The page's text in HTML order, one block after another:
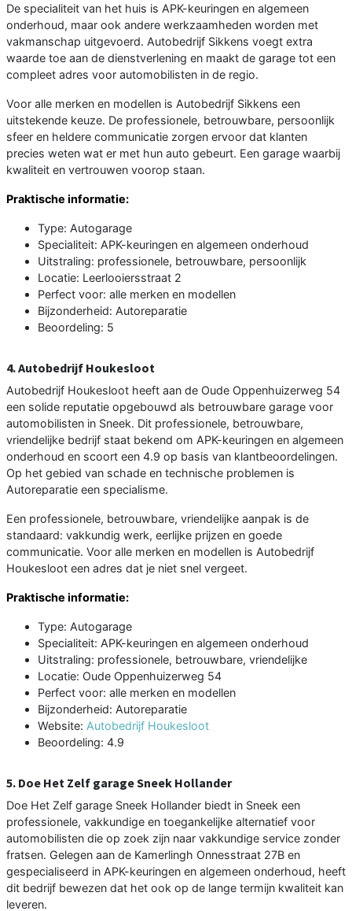
De specialiteit van het huis is APK-keuringen en algemeen
onderhoud, maar ook andere werkzaamheden worden met
vakmanschap uitgevoerd. Autobedrijf Sikkens voegt extra
waarde toe aan de dienstverlening en maakt de garage tot een
compleet adres voor automobilisten in de regio.
Voor alle merken en modellen is Autobedrijf Sikkens een
uitstekende keuze. De professionele, betrouwbare, persoonlijk
sfeer en heldere communicatie zorgen ervoor dat klanten
precies weten wat er met hun auto gebeurt. Een garage waarbij
kwaliteit en vertrouwen voorop staan.
Praktische informatie:
Type: Autogarage
Specialiteit: APK-keuringen en algemeen onderhoud
Uitstraling: professionele, betrouwbare, persoonlijk
Locatie: Leerlooiersstraat 2
Perfect voor: alle merken en modellen
Bijzonderheid: Autoreparatie
Beoordeling: 5
4. Autobedrijf Houkesloot
Autobedrijf Houkesloot heeft aan de Oude Oppenhuizerweg 54
een solide reputatie opgebouwd als betrouwbare garage voor
automobilisten in Sneek. Dit professionele, betrouwbare,
vriendelijke bedrijf staat bekend om APK-keuringen en algemeen
onderhoud en scoort een 4.9 op basis van klantbeoordelingen.
Op het gebied van schade en technische problemen is
Autoreparatie een specialisme.
Een professionele, betrouwbare, vriendelijke aanpak is de
standaard: vakkundig werk, eerlijke prijzen en goede
communicatie. Voor alle merken en modellen is Autobedrijf
Houkesloot een adres dat je niet snel vergeet.
Praktische informatie:
Type: Autogarage
Specialiteit: APK-keuringen en algemeen onderhoud
Uitstraling: professionele, betrouwbare, vriendelijke
Locatie: Oude Oppenhuizerweg 54
Perfect voor: alle merken en modellen
Bijzonderheid: Autoreparatie
Website: Autobedrijf Houkesloot
Beoordeling: 4.9
5. Doe Het Zelf garage Sneek Hollander
Doe Het Zelf garage Sneek Hollander biedt in Sneek een
professionele, vakkundige en toegankelijke alternatief voor
automobilisten die op zoek zijn naar vakkundige service zonder
fratsen. Gelegen aan de Kamerlingh Onnesstraat 27B en
gespecialiseerd in APK-keuringen en algemeen onderhoud, heeft
dit bedrijf bewezen dat het ook op de lange termijn kwaliteit kan
leveren.